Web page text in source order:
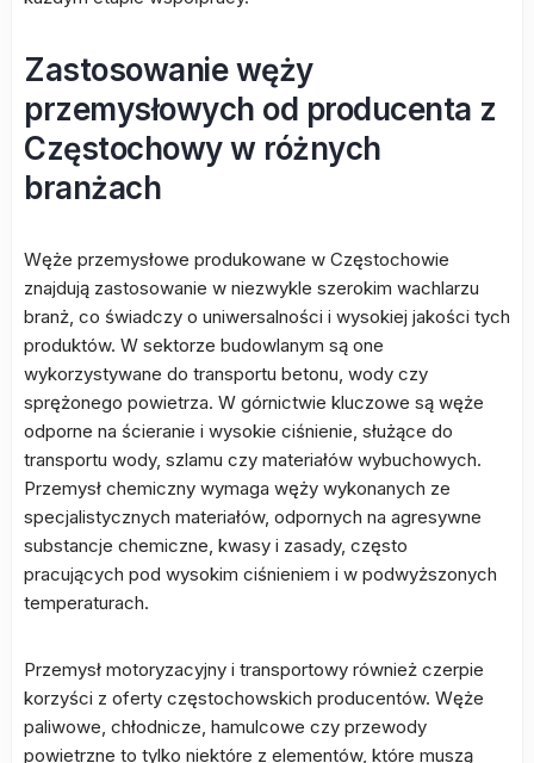
Zastosowanie węży
przemysłowych od producenta z
Częstochowy w różnych
branżach
Węże przemysłowe produkowane w Częstochowie
znajdują zastosowanie w niezwykle szerokim wachlarzu
branż, co świadczy o uniwersalności i wysokiej jakości tych
produktów. W sektorze budowlanym są one
wykorzystywane do transportu betonu, wody czy
sprężonego powietrza. W górnictwie kluczowe są węże
odporne na ścieranie i wysokie ciśnienie, służące do
transportu wody, szlamu czy materiałów wybuchowych.
Przemysł chemiczny wymaga węży wykonanych ze
specjalistycznych materiałów, odpornych na agresywne
substancje chemiczne, kwasy i zasady, często
pracujących pod wysokim ciśnieniem i w podwyższonych
temperaturach.
Przemysł motoryzacyjny i transportowy również czerpie
korzyści z oferty częstochowskich producentów. Węże
paliwowe, chłodnicze, hamulcowe czy przewody
powietrzne to tylko niektóre z elementów, które muszą